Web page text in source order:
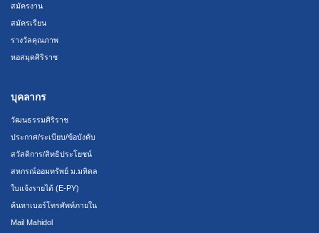
สมัครงาน
สมัครเรียน
รางวัลคุณภาพ
หอสมุดศิริราช
บุคลากร
วัฒนธรรมศิริราช
ประกาศ/ระเบียบ/ข้อบังคับ
สวัสดิการ/สิทธิประโยชน์
สหกรณ์ออมทรัพย์ ม.มหิดล
ใบแจ้งรายได้ (E-PY)
ค้นหาเบอร์โทรศัพท์ภายใน
Mail Mahidol